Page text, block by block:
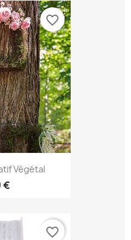
Végétal
€
favorite_border
favorite_border